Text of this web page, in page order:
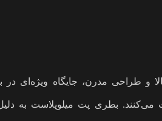
مدرن، جایگاه ویژه‌ای در
می‌کنند. بطری پت میلوپلاست به